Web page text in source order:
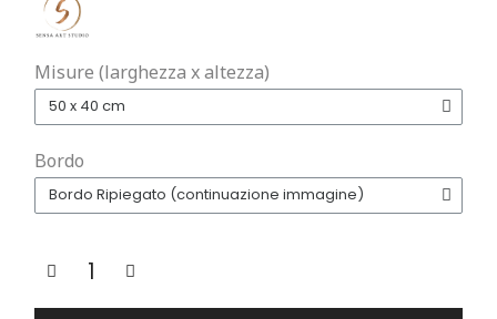
Misure (larghezza x altezza)
Bordo